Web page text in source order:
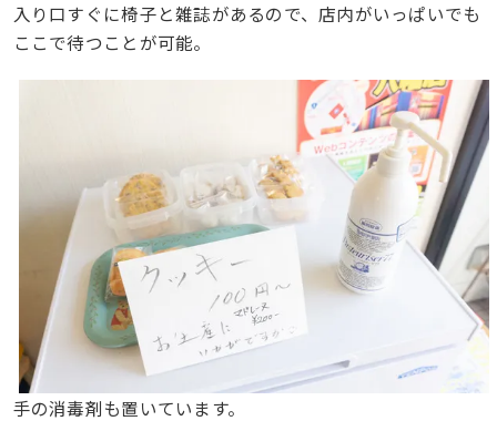
入り口すぐに椅子と雑誌があるので、店内がいっぱいでも
ここで待つことが可能。
手の消毒剤も置いています。